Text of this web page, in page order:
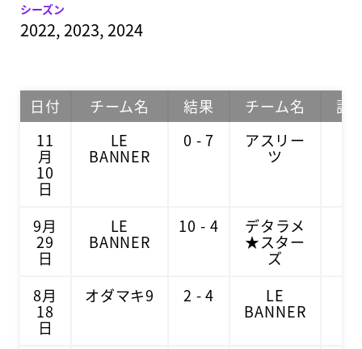
シーズン
2022, 2023, 2024
日付 チーム名 結果 チーム名
試
11
月
10
日
LE
BANNER
0 - 7 アスリー
ツ
9月
29
日
LE
BANNER
10 - 4 デタラメ
★スター
ズ
8月
18
日
オダマキ9 2 - 4 LE
BANNER